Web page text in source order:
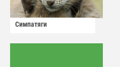
Симпатяги